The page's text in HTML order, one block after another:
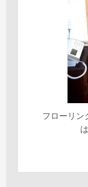
フローリン